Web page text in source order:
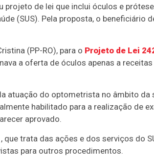
projeto de lei que inclui óculos e
(SUS). Pela proposta, o beneficiário
(PP-RO), para o Projeto de Lei
a oferta de óculos apenas a
atuação do optometrista no âmbito da
habilitado para a realização de
aprovado.
, que trata das ações e dos serviços do
para outros procedimentos.